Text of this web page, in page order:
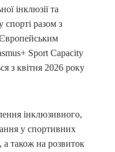
інклюзії та
спорті разом з
Sport Capacity
з квітня 2026 року
інклюзивного,
у спортивних
також на розвиток